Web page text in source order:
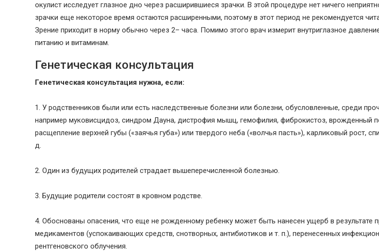
окулист исследует глазное дно через расширившиеся зрачки. В этой процедуре нет ничего
зрачки еще некоторое время остаются расширенными, поэтому в этот период не рекомендуется
Зрение приходит в норму обычно через 2– часа. Помимо этого врач измерит внутриглазное
питанию и витаминам.
Генетическая консультация
Генетическая консультация нужна, если:
1. У родственников были или есть наследственные болезни или болезни, обусловленные, среди
например муковисцидоз, синдром Дауна, дистрофия мышц, гемофилия, фиброкистоз, врожденный
расщепление верхней губы («заячья губа») или твердого неба («волчья пасть»), карликовый рост,
д.
2. Один из будущих родителей страдает вышеперечисленной болезнью.
3. Будущие родители состоят в кровном родстве.
4. Обоснованы опасения, что еще не рожденному ребенку может быть нанесен ущерб в результате
медикаментов (успокаивающих средств, снотворных, антибиотиков и т. п.), перенесенных
рентгеновского облучения.